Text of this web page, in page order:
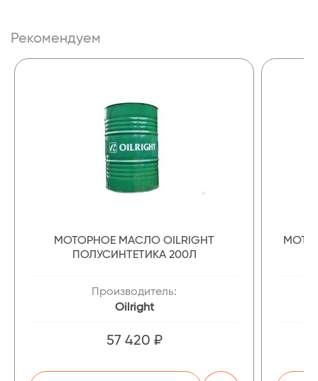
Рекомендуем
МОТОРНОЕ МАСЛО OILRIGHT
ПОЛУСИНТЕТИКА 200Л
Производитель:
Oilright
57 420 ₽